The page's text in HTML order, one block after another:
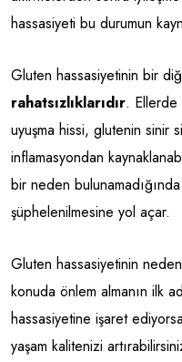
hassasiyeti bu durumun
Gluten hassasiyetinin bir
rahatsızlıklarıdır. Ellerde
uyuşma hissi, glutenin sinir
inflamasyondan
bir neden
şüphelenilmesine yol açar.
Gluten hassasiyetinin
konuda önlem almanın ilk
hassasiyetine işaret
yaşam kalitenizi